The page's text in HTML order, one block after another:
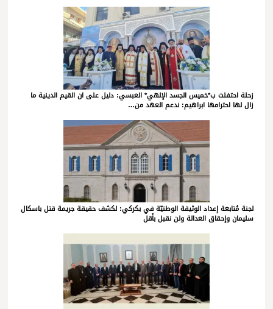
زحلة احتفلت ب*خميس الجسد الإلهي* العبسي: دليل على ان القيم الدينية ما
زال لها احترامها ابراهيم: ندعم العهد من…
لجنة مُتابعة إعداد الوثيقة الوطنيّة في بكركي: لكشف حقيقة جريمة قتل باسكال
سليمان وإحقاق العدالة ولن نقبل بأقل